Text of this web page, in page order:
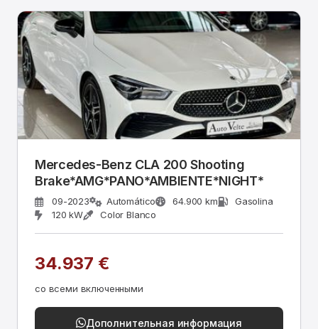
Mercedes-Benz CLA 200 Shooting
Brake*AMG*PANO*AMBIENTE*NIGHT*
09-2023 Automático 64.900 km
Gasolina
120 kW
Color Blanco
34.937 €
со всеми включенными
Дополнительная информация